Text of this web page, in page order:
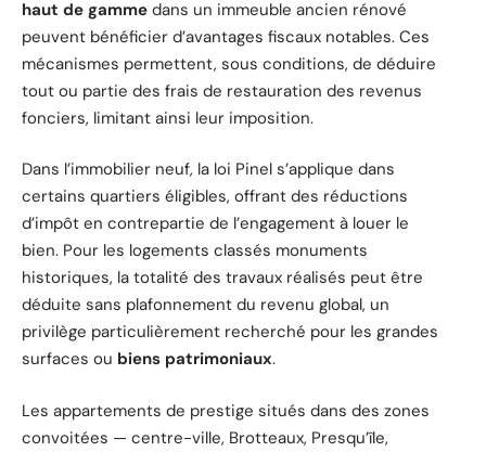
haut de gamme dans un immeuble ancien rénové
peuvent bénéficier d’avantages fiscaux notables. Ces
mécanismes permettent, sous conditions, de déduire
tout ou partie des frais de restauration des revenus
fonciers, limitant ainsi leur imposition.
Dans l’immobilier neuf, la loi Pinel s’applique dans
certains quartiers éligibles, offrant des réductions
d’impôt en contrepartie de l’engagement à louer le
bien. Pour les logements classés monuments
historiques, la totalité des travaux réalisés peut être
déduite sans plafonnement du revenu global, un
privilège particulièrement recherché pour les grandes
surfaces ou biens patrimoniaux.
Les appartements de prestige situés dans des zones
convoitées — centre-ville, Brotteaux, Presqu’île,